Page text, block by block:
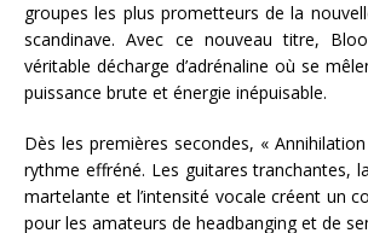
groupes les plus prometteurs de la
scandinave. Avec ce nouveau titre,
véritable décharge d’adrénaline où se
puissance brute et énergie inépuisable.
Dès les premières secondes, «
rythme effréné. Les guitares tranchantes,
martelante et l’intensité vocale créent un
pour les amateurs de headbanging et de